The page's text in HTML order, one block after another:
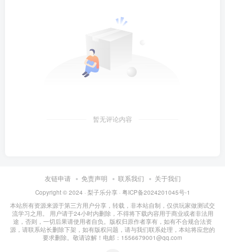
暂无评论内容
友链申请 免责声明 联系我们 关于我们
Copyright © 2024 · 梨子乐分享· 粤ICP备2024201045号-1
本站所有资源来源于第三方用户分享，转载，非本站自制，仅供玩家做测试交
流学习之用。 用户请于24小时内删除，不得将下载内容用于商业或者非法用
途，否则，一切后果请使用者自负。版权归原作者享有，如有不合规合法资
源，请联系站长删除下架，如有版权问题，请与我们联系处理，本站将应您的
要求删除。敬请谅解！电邮：1556679001@qq.com